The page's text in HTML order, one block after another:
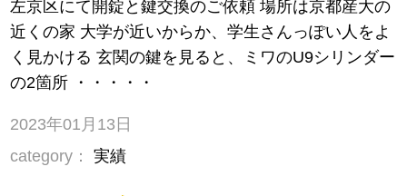
左京区にて開錠と鍵交換のご依頼 場所は京都産大の
近くの家 大学が近いからか、学生さんっぽい人をよ
く見かける 玄関の鍵を見ると、ミワのU9シリンダー
の2箇所 ・・・・・
2023年01月13日
category：
実績